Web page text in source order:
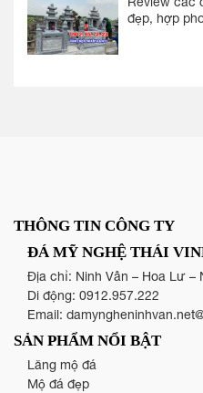
đẹp, hợp
THÔNG TIN CÔNG TY
ĐÁ MỸ NGHỆ THÁI
Địa chỉ: Ninh Vân – Hoa Lư –
Di động: 0912.957.222
Email:
SẢN PHẨM NỔI BẬT
Lăng mộ đá
Mộ đá đẹp